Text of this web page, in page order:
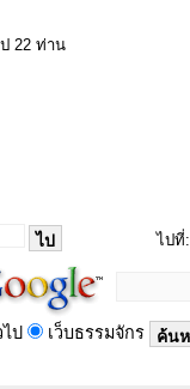
22 ท่าน
ไปที่:
ป เว็บธรรมจักร